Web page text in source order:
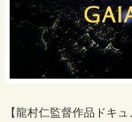
【龍村仁監督作品ドキ